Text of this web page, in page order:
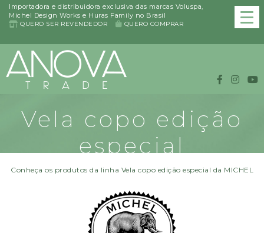
Importadora e distribuidora exclusiva das marcas Voluspa,
Michel Design Works e Huras Family no Brasil
QUERO SER REVENDEDOR QUERO COMPRAR
Vela copo edição
especial
Conheça os produtos da linha Vela copo edição especial da MICHEL